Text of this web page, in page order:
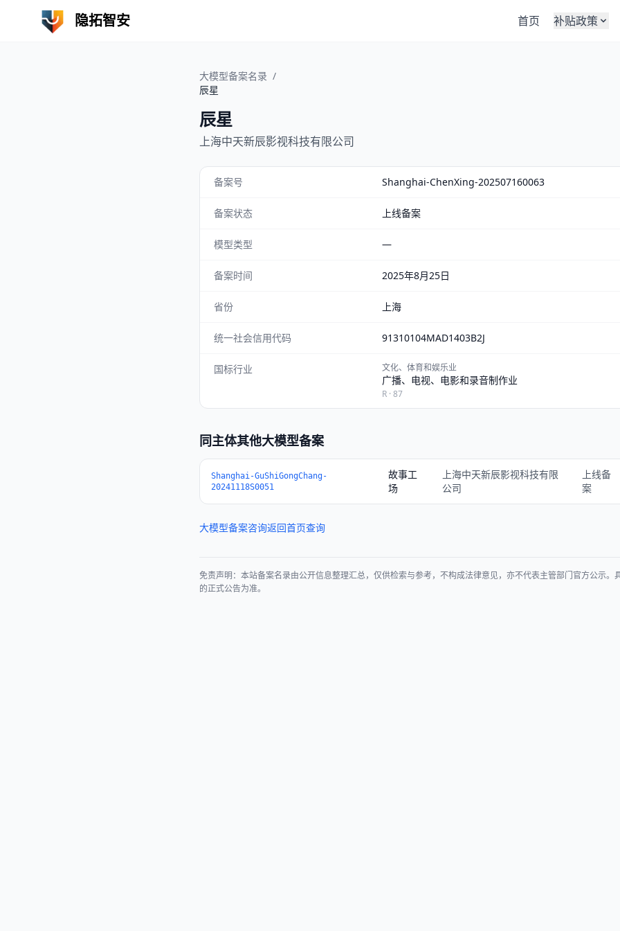
隐拓智安 首页 补贴政策
大模型备案名录 /
辰星
辰星
上海中天新辰影视科技有限公司
备案号 Shanghai-ChenXing-202507160063
备案状态 上线备案
模型类型 —
备案时间 2025年8月25日
省份 上海
统一社会信用代码 91310104MAD1403B2J
国标行业 文化、体育和娱乐业
广播、电视、电影和录音制作业
R · 87
同主体其他大模型备案
Shanghai-GuShiGongChang-
20241118S0051
故事工
场
上海中天新辰影视科技有限
公司
上线备
案
大模型备案咨询返回首页查询
免责声明：本站备案名录由公开信息整理汇总，仅供检索与参考，不构成法律意见，亦不代表主管部门官方公示。
的正式公告为准。